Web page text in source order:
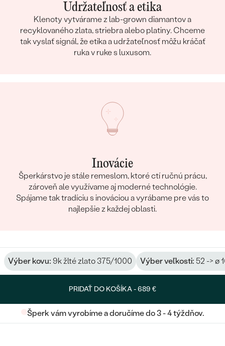
Udržateľnosť a etika
Klenoty vytvárame z lab-grown diamantov a
recyklovaného zlata, striebra alebo platiny. Chceme
tak vyslať signál, že etika a udržateľnosť môžu kráčať
ruka v ruke s luxusom.
Inovácie
Šperkárstvo je stále remeslom, ktoré ctí ručnú prácu,
zároveň ale využívame aj moderné technológie.
Spájame tak tradíciu s inováciou a vyrábame pre vás to
najlepšie z každej oblasti.
Výber kovu: 9k žlté zlato 375/1000 Výber veľkosti: 52 -> ø
PRIDAŤ DO KOŠÍKA -689 €
Šperk vám vyrobíme a doručíme do 3 - 4 týždňov.